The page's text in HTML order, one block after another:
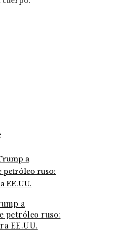
a
petróleo ruso:
EE.UU.